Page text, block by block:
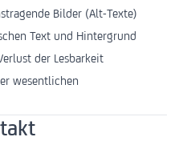
Bilder (Alt-Texte)
Text und Hintergrund
der Lesbarkeit
wesentlichen